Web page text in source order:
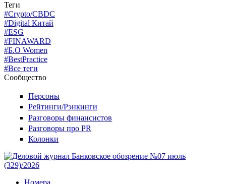
Теги
#Crypto/CBDC
#Digital Китай
#ESG
#FINAWARD
#Б.О Women
#BestPractice
#Все теги
Сообщество
Персоны
Рейтинги/Рэнкинги
Разговоры финансистов
Разговоры про PR
Колонки
Номера